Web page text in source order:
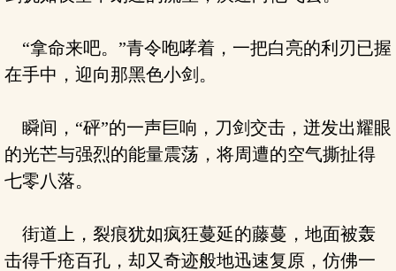
“拿命来吧。”青令咆哮着，一把白亮的利刃已握
在手中，迎向那黑色小剑。
瞬间，“砰”的一声巨响，刀剑交击，迸发出耀眼
的光芒与强烈的能量震荡，将周遭的空气撕扯得
七零八落。
街道上，裂痕犹如疯狂蔓延的藤蔓，地面被轰
击得千疮百孔，却又奇迹般地迅速复原，仿佛一